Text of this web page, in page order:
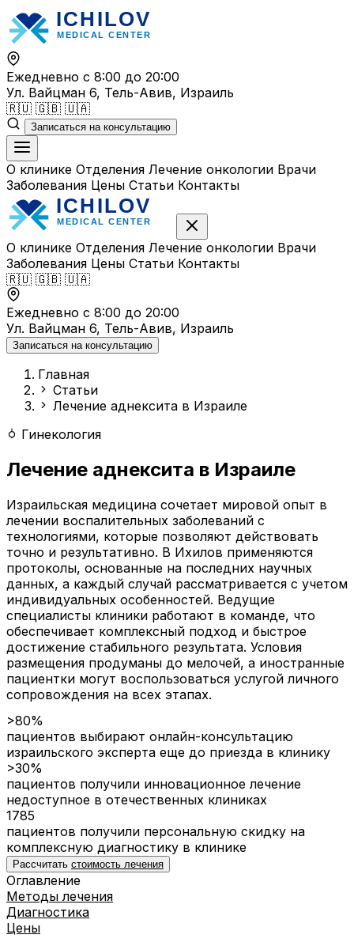
Перейти
к
содержимому
Ежедневно с 8:00 до 20:00
Ул. Вайцман 6, Тель-Авив, Израиль
🇷🇺 🇬🇧 🇺🇦
Записаться на консультацию
О клинике Отделения Лечение онкологии Врачи
Заболевания Цены Статьи Контакты
О клинике Отделения Лечение онкологии Врачи
Заболевания Цены Статьи Контакты
🇷🇺 🇬🇧 🇺🇦
Ежедневно с 8:00 до 20:00
Ул. Вайцман 6, Тель-Авив, Израиль
Записаться на консультацию
Главная
Статьи
Лечение аднексита в Израиле
Гинекология
Лечение аднексита в Израиле
Израильская медицина сочетает мировой опыт в
лечении воспалительных заболеваний с
технологиями, которые позволяют действовать
точно и результативно. В Ихилов применяются
протоколы, основанные на последних научных
данных, а каждый случай рассматривается с учетом
индивидуальных особенностей. Ведущие
специалисты клиники работают в команде, что
обеспечивает комплексный подход и быстрое
достижение стабильного результата. Условия
размещения продуманы до мелочей, а иностранные
пациентки могут воспользоваться услугой личного
сопровождения на всех этапах.
>80%
пациентов выбирают онлайн-консультацию
израильского эксперта еще до приезда в клинику
>30%
пациентов получили инновационное лечение
недоступное в отечественных клиниках
1785
пациентов получили персональную скидку на
комплексную диагностику в клинике
Рассчитать стоимость лечения
Оглавление
Методы лечения
Диагностика
Цены